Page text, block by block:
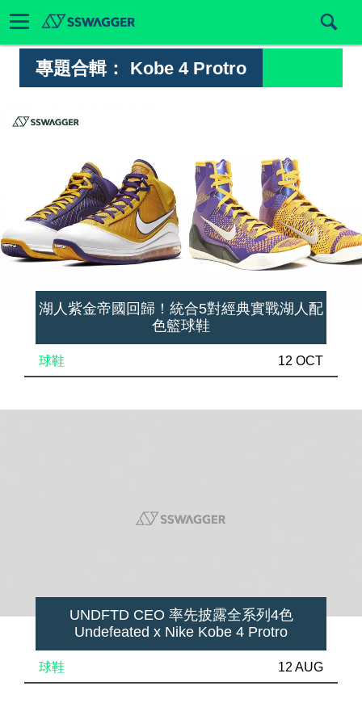
專題合輯： Kobe 4 Protro
湖人紫金帝國回歸！統合5對經典實戰湖人配
色籃球鞋
球鞋 12 OCT
UNDFTD CEO 率先披露全系列4色
Undefeated x Nike Kobe 4 Protro
球鞋 12 AUG